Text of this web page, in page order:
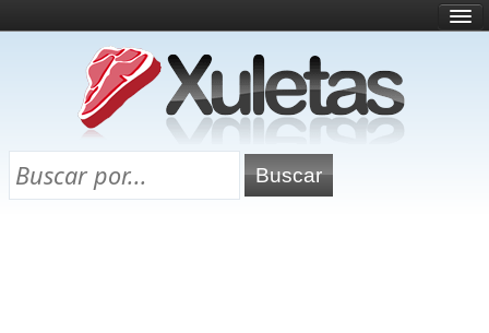
¿Qué es esto?
Directorio
Chuletas para exámenes